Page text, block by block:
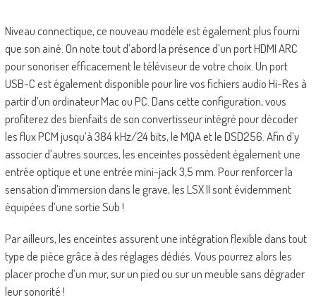
Niveau connectique, ce nouveau modèle est également plus fourni
que son ainé. On note tout d’abord la présence d’un port HDMI ARC
pour sonoriser efficacement le téléviseur de votre choix. Un port
USB-C est également disponible pour lire vos fichiers audio Hi-Res à
partir d’un ordinateur Mac ou PC. Dans cette configuration, vous
profiterez des bienfaits de son convertisseur intégré pour décoder
les flux PCM jusqu’à 384 kHz/24 bits, le MQA et le DSD256. Afin d’y
associer d’autres sources, les enceintes possèdent également une
entrée optique et une entrée mini-jack 3,5 mm. Pour renforcer la
sensation d’immersion dans le grave, les LSX II sont évidemment
équipées d’une sortie Sub !
Par ailleurs, les enceintes assurent une intégration flexible dans tout
type de pièce grâce à des réglages dédiés. Vous pourrez alors les
placer proche d’un mur, sur un pied ou sur un meuble sans dégrader
leur sonorité !